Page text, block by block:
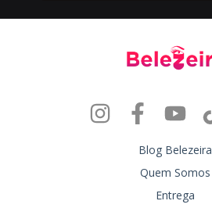
Blog Belezeira
Quem Somos
Entrega